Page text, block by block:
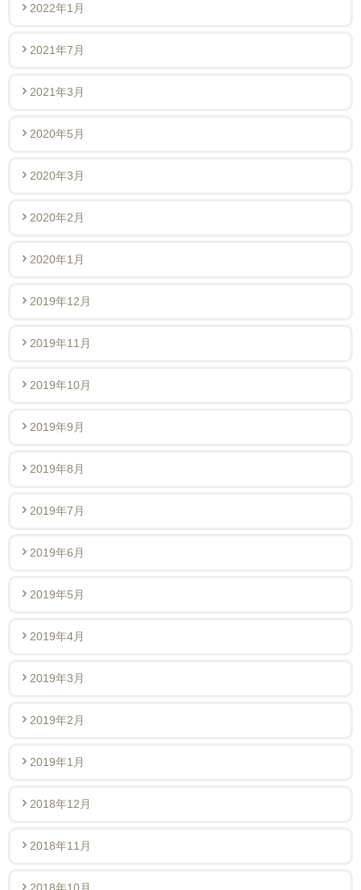
2022年1月
2021年7月
2021年3月
2020年5月
2020年3月
2020年2月
2020年1月
2019年12月
2019年11月
2019年10月
2019年9月
2019年8月
2019年7月
2019年6月
2019年5月
2019年4月
2019年3月
2019年2月
2019年1月
2018年12月
2018年11月
2018年10月